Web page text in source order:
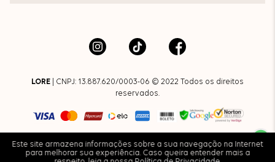
Este site armazena informações sobre a sua navegação na Internet
para melhorar sua experiência. Caso queira entender mais a
LORE | CNPJ: 13.887.620/0003-06 © 2022 Todos os direitos
reservados.